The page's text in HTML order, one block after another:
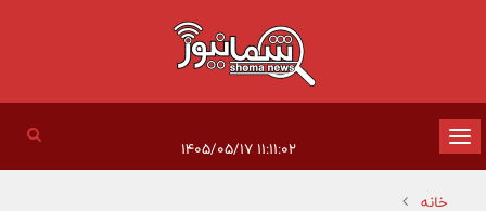
تغییر
وضعیت
ناوبری
۱۱:۱۱:۰۲ ۱۴۰۵/۰۵/۱۷
خانه